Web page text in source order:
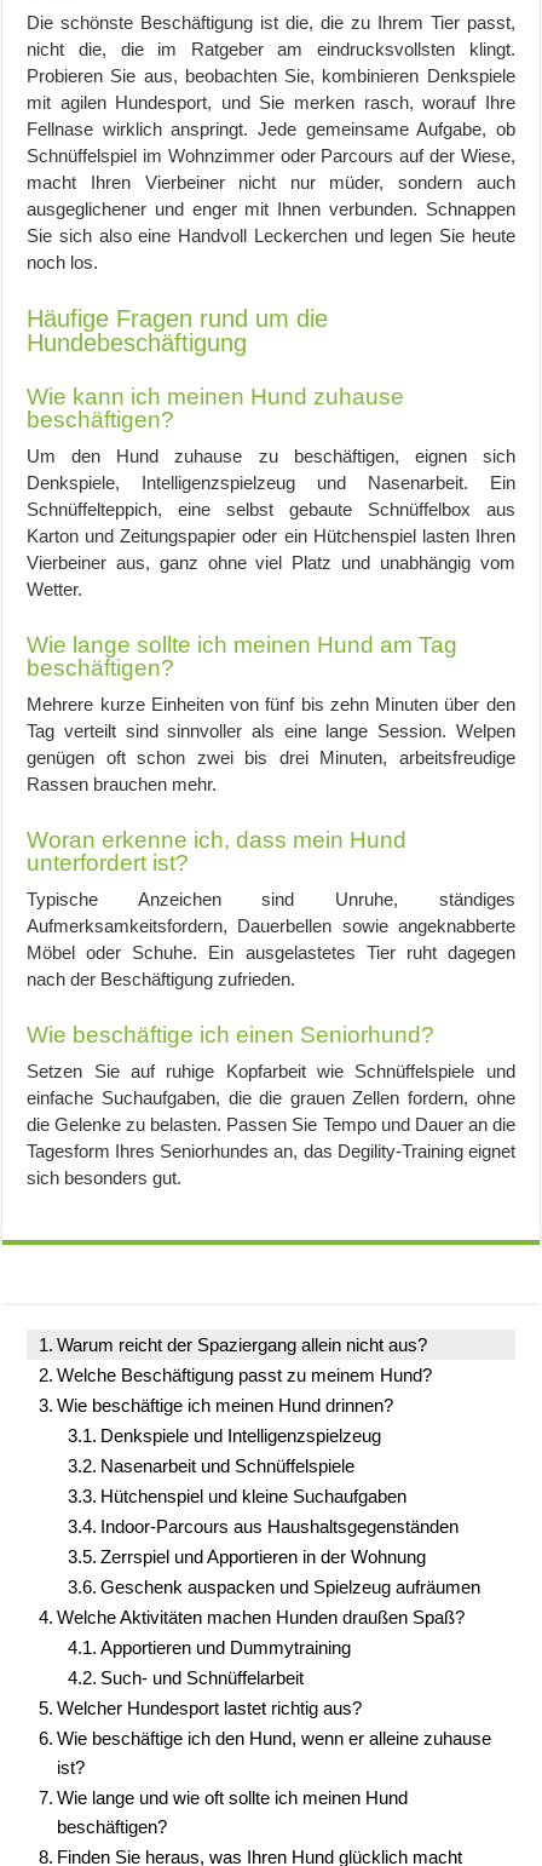
Die schönste Beschäftigung ist die, die zu Ihrem Tier passt,
nicht die, die im Ratgeber am eindrucksvollsten klingt.
Probieren Sie aus, beobachten Sie, kombinieren Denkspiele
mit agilen Hundesport, und Sie merken rasch, worauf Ihre
Fellnase wirklich anspringt. Jede gemeinsame Aufgabe, ob
Schnüffelspiel im Wohnzimmer oder Parcours auf der Wiese,
macht Ihren Vierbeiner nicht nur müder, sondern auch
ausgeglichener und enger mit Ihnen verbunden. Schnappen
Sie sich also eine Handvoll Leckerchen und legen Sie heute
noch los.
Häufige Fragen rund um die
Hundebeschäftigung
Wie kann ich meinen Hund zuhause
beschäftigen?
Um den Hund zuhause zu beschäftigen, eignen sich
Denkspiele, Intelligenzspielzeug und Nasenarbeit. Ein
Schnüffelteppich, eine selbst gebaute Schnüffelbox aus
Karton und Zeitungspapier oder ein Hütchenspiel lasten Ihren
Vierbeiner aus, ganz ohne viel Platz und unabhängig vom
Wetter.
Wie lange sollte ich meinen Hund am Tag
beschäftigen?
Mehrere kurze Einheiten von fünf bis zehn Minuten über den
Tag verteilt sind sinnvoller als eine lange Session. Welpen
genügen oft schon zwei bis drei Minuten, arbeitsfreudige
Rassen brauchen mehr.
Woran erkenne ich, dass mein Hund
unterfordert ist?
Typische Anzeichen sind Unruhe, ständiges
Aufmerksamkeitsfordern, Dauerbellen sowie angeknabberte
Möbel oder Schuhe. Ein ausgelastetes Tier ruht dagegen
nach der Beschäftigung zufrieden.
Wie beschäftige ich einen Seniorhund?
Setzen Sie auf ruhige Kopfarbeit wie Schnüffelspiele und
einfache Suchaufgaben, die die grauen Zellen fordern, ohne
die Gelenke zu belasten. Passen Sie Tempo und Dauer an die
Tagesform Ihres Seniorhundes an, das Degility-Training eignet
sich besonders gut.
Warum reicht der Spaziergang allein nicht aus?
Welche Beschäftigung passt zu meinem Hund?
Wie beschäftige ich meinen Hund drinnen?
Denkspiele und Intelligenzspielzeug
Nasenarbeit und Schnüffelspiele
Hütchenspiel und kleine Suchaufgaben
Indoor-Parcours aus Haushaltsgegenständen
Zerrspiel und Apportieren in der Wohnung
Geschenk auspacken und Spielzeug aufräumen
Welche Aktivitäten machen Hunden draußen Spaß?
Apportieren und Dummytraining
Such- und Schnüffelarbeit
Welcher Hundesport lastet richtig aus?
Wie beschäftige ich den Hund, wenn er alleine zuhause
ist?
Wie lange und wie oft sollte ich meinen Hund
beschäftigen?
Finden Sie heraus, was Ihren Hund glücklich macht